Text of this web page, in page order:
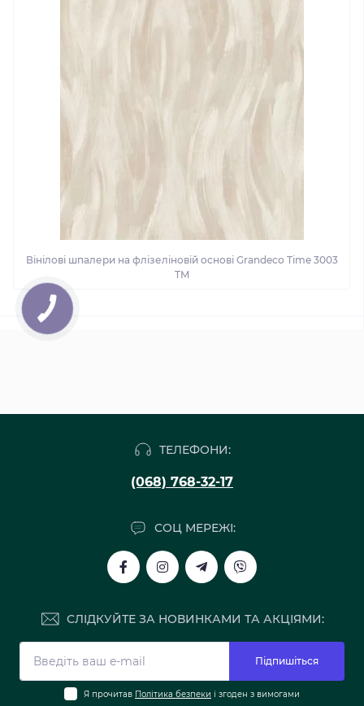
Вінілові шпалери на флізеліновій основі Grandeco Time 3003
TM
ТЕЛЕФОНИ:
(068) 768-32-17
СОЦ МЕРЕЖІ:
СЛІДКУЙТЕ ЗА НОВИНКАМИ ТА АКЦІЯМИ:
Підпишіться
Я прочитав Політика безпеки і згоден з вимогами